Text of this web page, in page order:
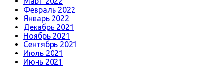
Февраль 2022
Январь 2022
Декабрь 2021
Ноябрь 2021
Сентябрь 2021
Июль 2021
Июнь 2021